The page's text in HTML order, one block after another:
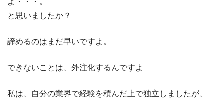
よ・・・。
と思いましたか？
諦めるのはまだ早いですよ。
できないことは、外注化するんですよ
私は、自分の業界で経験を積んだ上で独立しましたが、